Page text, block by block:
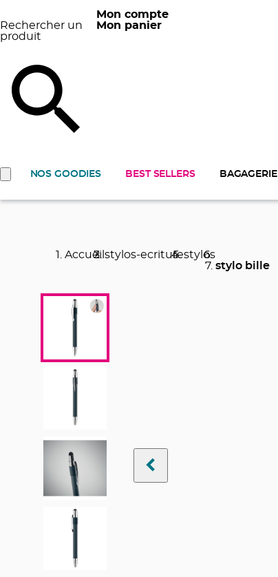
Rechercher un
produit
Mon compte
Mon panier
NOS GOODIES BEST SELLERS BAGAGERIE
Accueil stylos-ecriturestylos
stylo bille